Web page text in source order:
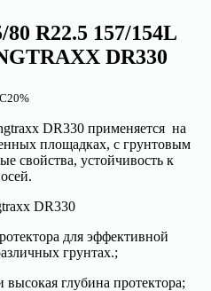
R22.5 157/154L
DR330
₽.
DR330 применяется на
площадках, с грунтовым
свойства, устойчивость к
DR330
для эффективной
грунтах.;
глубина протектора;